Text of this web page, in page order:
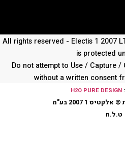
All rights reserved - Electis 1
is
Do not attempt to Use /
without a written
H2O PURE
בע"מ